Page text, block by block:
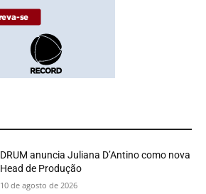
DRUM anuncia Juliana D’Antino como nova
Head de Produção
10 de agosto de 2026